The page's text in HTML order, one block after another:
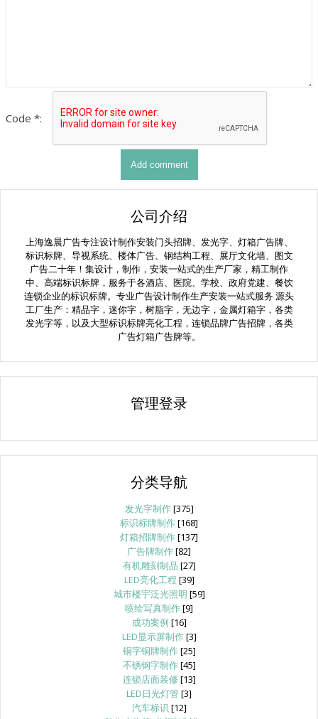
Code *:
公司介绍
上海逸晨广告专注设计制作安装门头招牌、发光字、灯箱广告牌、
标识标牌、导视系统、楼体广告、钢结构工程、展厅文化墙、图文
广告二十年！集设计，制作，安装一站式的生产厂家，精工制作
中、高端标识标牌，服务于各酒店、医院、学校、政府党建、餐饮
连锁企业的标识标牌。专业广告设计制作生产安装一站式服务 源头
工厂生产：精品字，迷你字，树脂字，无边字，金属灯箱字，各类
发光字等，以及大型标识标牌亮化工程，连锁品牌广告招牌，各类
广告灯箱广告牌等。
管理登录
分类导航
发光字制作[375]
标识标牌制作[168]
灯箱招牌制作[137]
广告牌制作[82]
有机雕刻制品 [27]
LED亮化工程 [39]
城市楼宇泛光照明 [59]
喷绘写真制作[9]
成功案例 [16]
LED显示屏制作[3]
铜字铜牌制作[25]
不锈钢字制作[45]
连锁店面装修 [13]
LED日光灯管[3]
汽车标识 [12]